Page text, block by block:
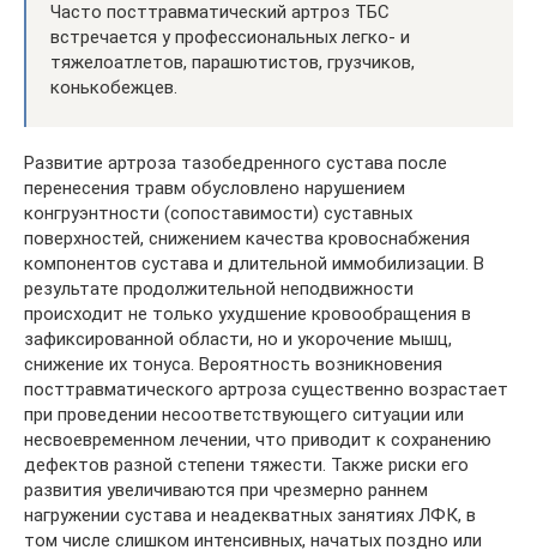
Часто посттравматический артроз ТБС
встречается у профессиональных легко- и
тяжелоатлетов, парашютистов, грузчиков,
конькобежцев.
Развитие артроза тазобедренного сустава после
перенесения травм обусловлено нарушением
конгруэнтности (сопоставимости) суставных
поверхностей, снижением качества кровоснабжения
компонентов сустава и длительной иммобилизации. В
результате продолжительной неподвижности
происходит не только ухудшение кровообращения в
зафиксированной области, но и укорочение мышц,
снижение их тонуса. Вероятность возникновения
посттравматического артроза существенно возрастает
при проведении несоответствующего ситуации или
несвоевременном лечении, что приводит к сохранению
дефектов разной степени тяжести. Также риски его
развития увеличиваются при чрезмерно раннем
нагружении сустава и неадекватных занятиях ЛФК, в
том числе слишком интенсивных, начатых поздно или